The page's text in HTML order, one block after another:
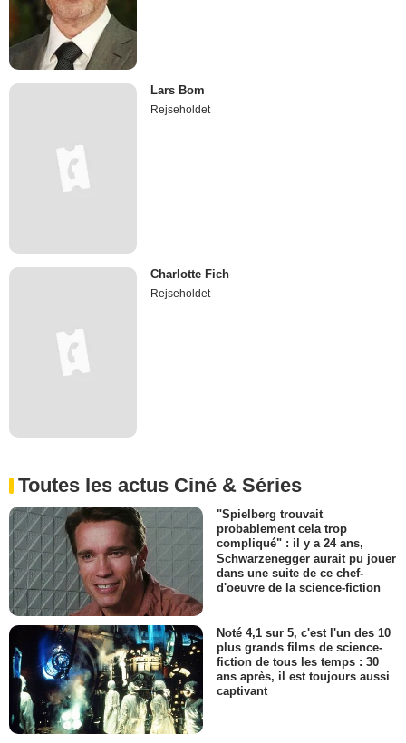
Lars Bom
Rejseholdet
Charlotte Fich
Rejseholdet
Toutes les actus Ciné & Séries
"Spielberg trouvait
probablement cela trop
compliqué" : il y a 24 ans,
Schwarzenegger aurait pu jouer
dans une suite de ce chef-
d'oeuvre de la science-fiction
Noté 4,1 sur 5, c'est l'un des 10
plus grands films de science-
fiction de tous les temps : 30
ans après, il est toujours aussi
captivant